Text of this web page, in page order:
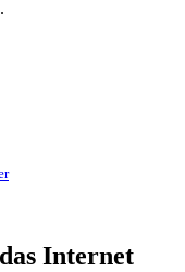
Internet